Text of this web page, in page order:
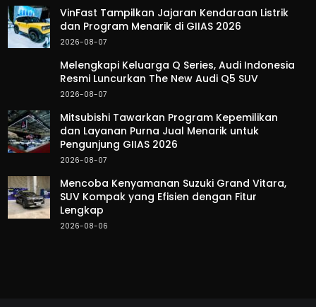
VinFast Tampilkan Jajaran Kendaraan Listrik
dan Program Menarik di GIIAS 2026
2026-08-07
Melengkapi Keluarga Q Series, Audi Indonesia
Resmi Luncurkan The New Audi Q5 SUV
2026-08-07
Mitsubishi Tawarkan Program Kepemilikan
dan Layanan Purna Jual Menarik untuk
Pengunjung GIIAS 2026
2026-08-07
Mencoba Kenyamanan Suzuki Grand Vitara,
SUV Kompak yang Efisien dengan Fitur
Lengkap
2026-08-06